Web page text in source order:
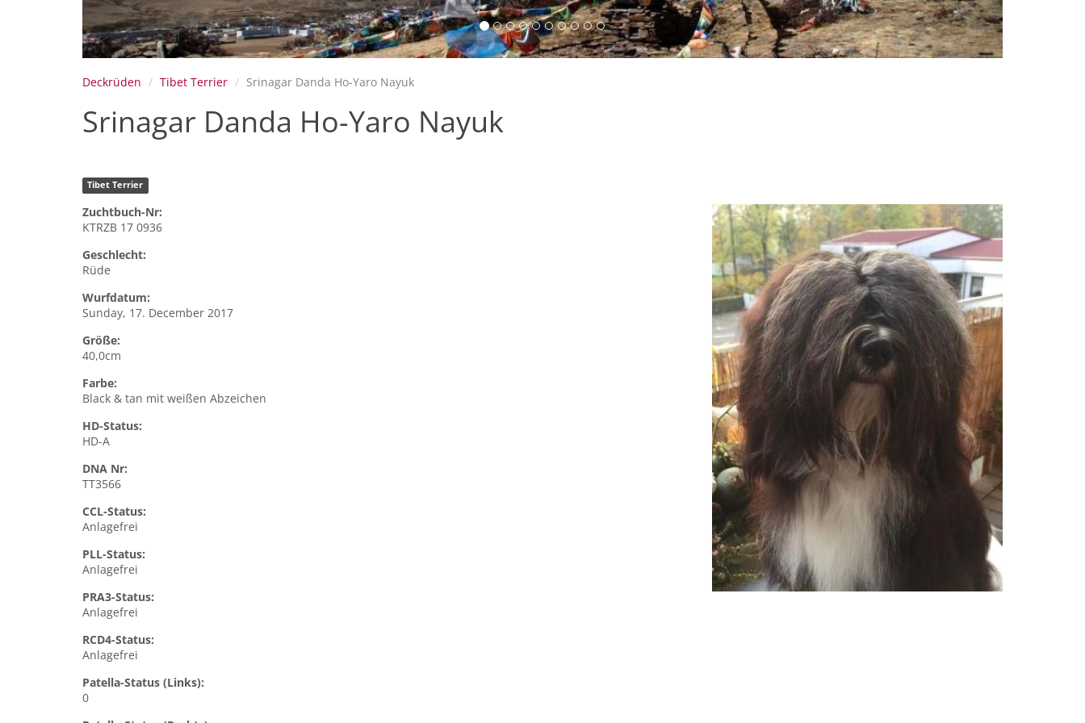
Deckrüden Tibet Terrier Srinagar Danda Ho-Yaro Nayuk
Srinagar Danda Ho-Yaro Nayuk
Tibet Terrier
Zuchtbuch-Nr:
KTRZB 17 0936
Geschlecht:
Rüde
Wurfdatum:
Sunday, 17. December 2017
Größe:
40,0cm
Farbe:
Black & tan mit weißen Abzeichen
HD-Status:
HD-A
DNA Nr:
TT3566
CCL-Status:
Anlagefrei
PLL-Status:
Anlagefrei
PRA3-Status:
Anlagefrei
RCD4-Status:
Anlagefrei
Patella-Status (Links):
0